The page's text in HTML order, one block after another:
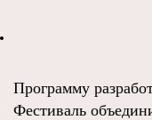
Программу
Фестиваль